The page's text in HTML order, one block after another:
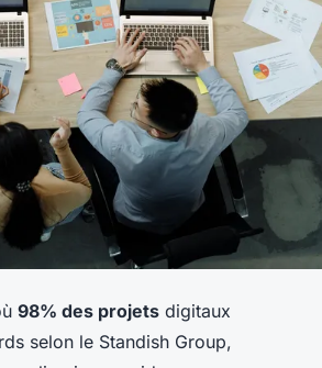
98% des projets digitaux
selon le Standish Group,